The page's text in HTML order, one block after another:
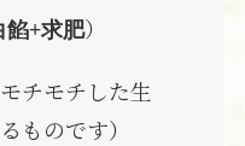
+求肥）
チモチした生
ものです）